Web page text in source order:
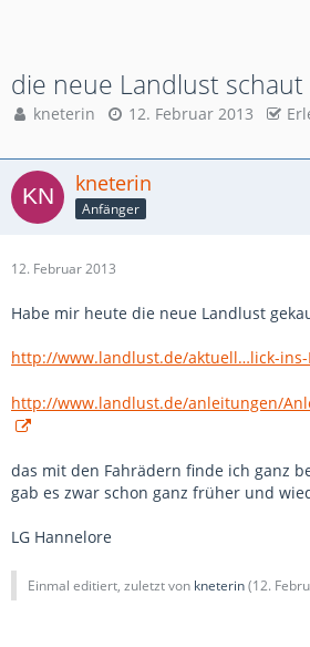
die neue Landlust
kneterin 12. Februar 2013
kneterin
Anfänger
12. Februar 2013
Habe mir heute die neue Landlust
http://www.landlust.de/aktuell…lick-ins-
http://www.landlust.de/anleitungen/
das mit den Fahrädern finde ich ganz
gab es zwar schon ganz früher und
LG Hannelore
Einmal editiert, zuletzt von kneterin(12.